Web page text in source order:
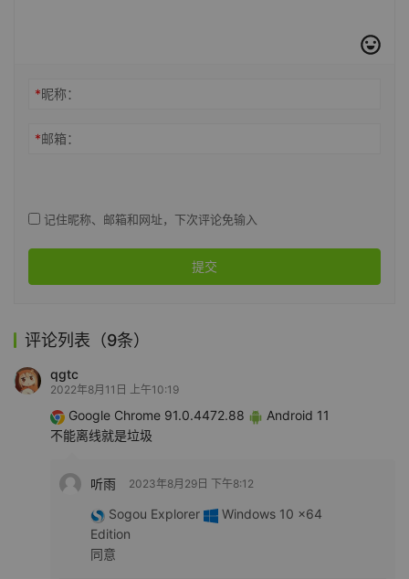
*昵称：
*邮箱：
记住昵称、邮箱和网址，下次评论免输入
提交
评论列表（9条）
qgtc
2022年8月11日 上午10:19
Google Chrome 91.0.4472.88
Android 11
不能离线就是垃圾
听雨 2023年8月29日 下午8:12
Sogou Explorer
Windows 10 x64
Edition
同意